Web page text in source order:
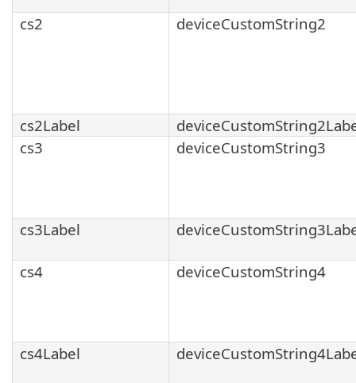
cs2 deviceCustomString2
cs2Label
cs3
deviceCustomString3
cs3Label
cs4 deviceCustomString4
cs4Label